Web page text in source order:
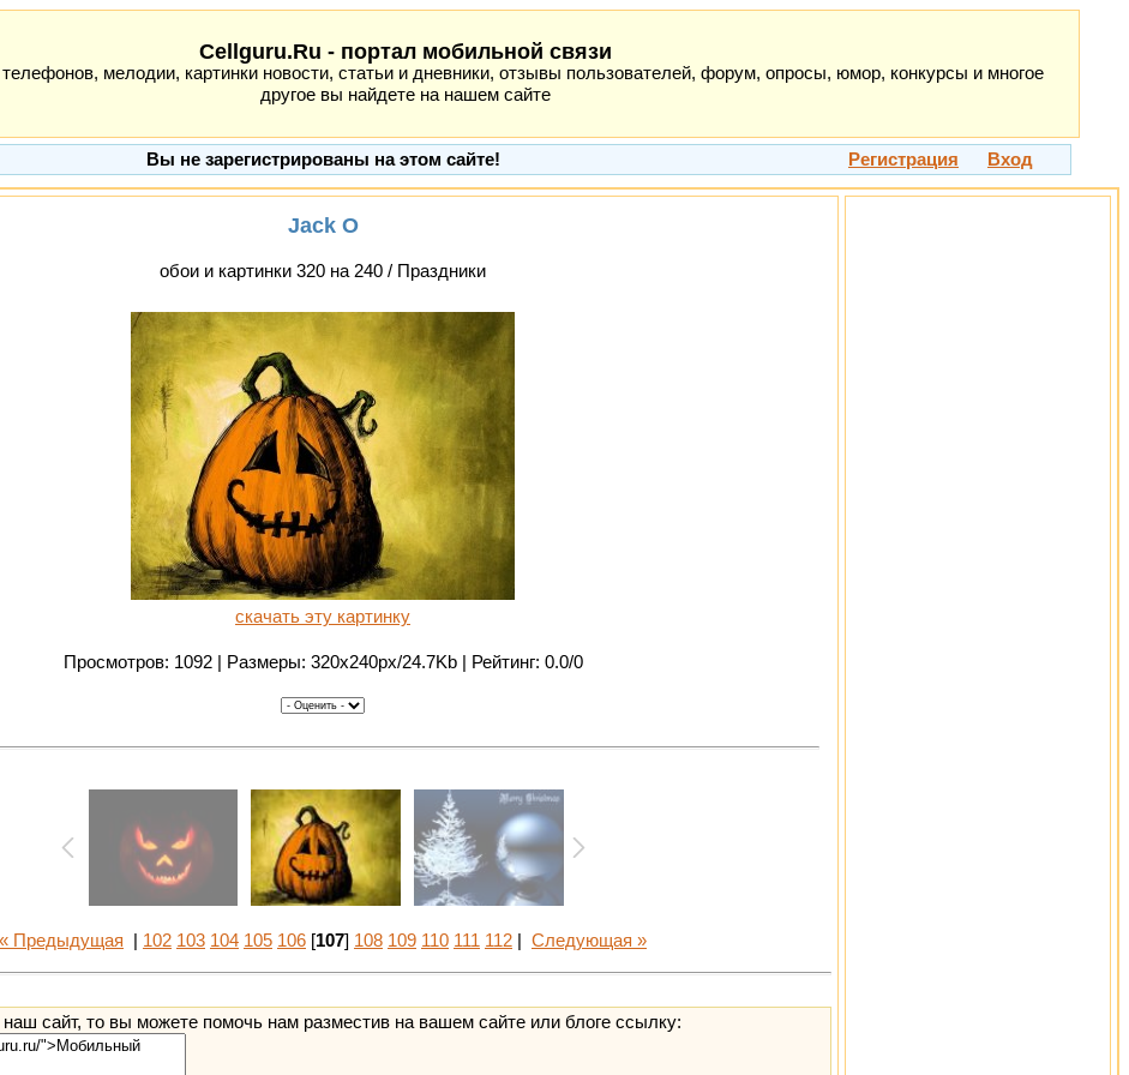
Cellguru.Ru - портал мобильной связи
мелодии, картинки новости, статьи и дневники, отзывы пользователей, форум, опросы, юмор, конкурсы и многое
другое вы найдете на нашем сайте
Вы не зарегистрированы на этом сайте! Регистрация Вход
Jack O
обои и картинки 320 на 240 / Праздники
скачать эту картинку
Просмотров: 1092 | Размеры: 320x240px/24.7Kb | Рейтинг: 0.0/0
« Предыдущая 102 103 104 105 106 [107] 108 109 110 111 112 Следующая »
сайт, то вы можете помочь нам разместив на вашем сайте или блоге ссылку: